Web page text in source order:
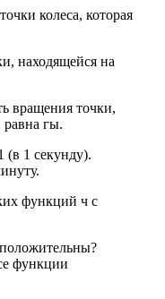
колеса, которая
находящейся на
вращения точки,
равна гы.
(в 1 секунду).
функций ч с
функции